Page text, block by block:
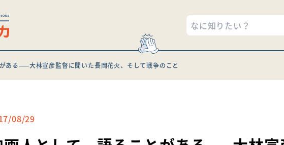
ある——大林宣彦監督に聞いた長岡花火、そして戦争のこと
08/29